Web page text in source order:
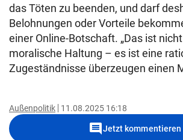
das Töten zu beenden, und darf
Belohnungen oder Vorteile
einer Online-Botschaft. „Das ist
moralische Haltung – es ist eine
Zugeständnisse überzeugen einen
Außenpolitik 11.08.2025 16:18
commentJetzt kommentieren